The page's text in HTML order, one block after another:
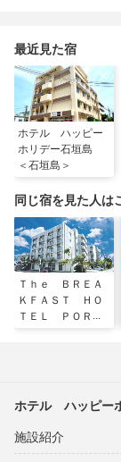
最近見た宿
ホテル ハッピー
ホリデー石垣島
＜石垣島＞
同じ宿を見た人は
Ｔｈｅ ＢＲＥＡ
ＫＦＡＳＴ ＨＯ
ＴＥＬ ＰＯＲＴ
ホテル ハッピー
施設紹介